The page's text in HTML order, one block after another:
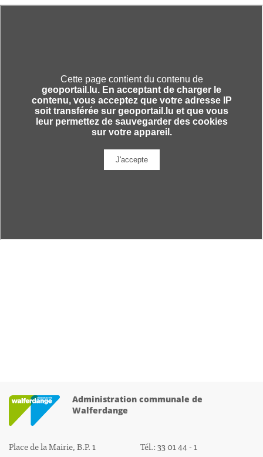
Administration communale de
Walferdange
Place de la Mairie, B.P. 1
Tél.: 33 01 44 - 1